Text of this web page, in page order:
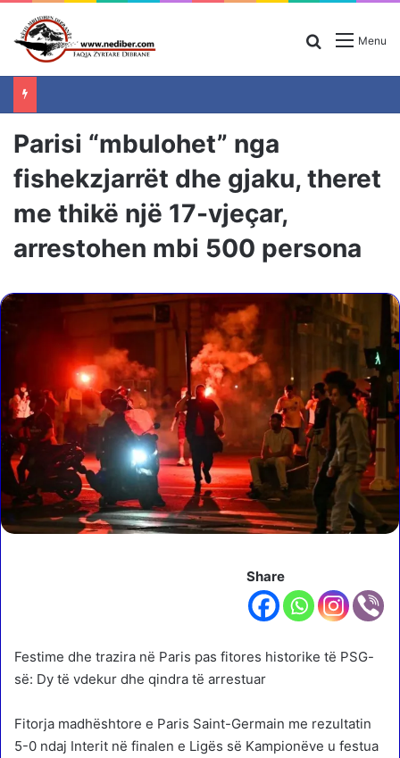
Menu
Search for
Parisi “mbulohet” nga
fishekzjarrët dhe gjaku, theret
me thikë një 17-vjeçar,
arrestohen mbi 500 persona
Share
Festime dhe trazira në Paris pas fitores historike të PSG-
së: Dy të vdekur dhe qindra të arrestuar
Fitorja madhështore e Paris Saint-Germain me rezultatin
5-0 ndaj Interit në finalen e Ligës së Kampionëve u festua